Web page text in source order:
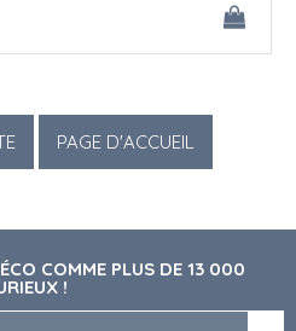
COMME PLUS DE 13 000
!